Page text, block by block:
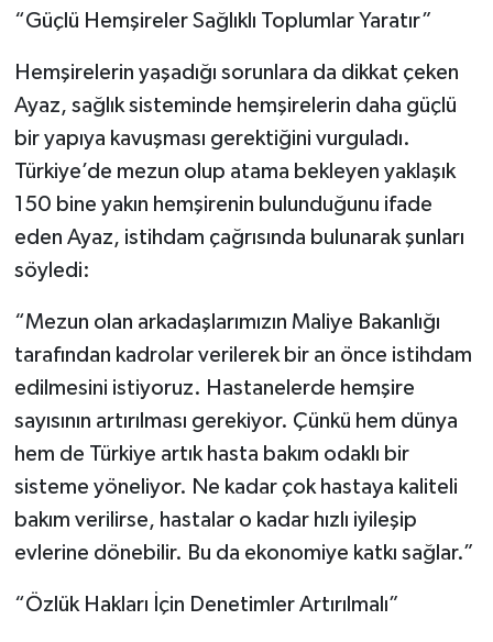
“Güçlü Hemşireler Sağlıklı Toplumlar Yaratır”
Hemşirelerin yaşadığı sorunlara da dikkat çeken
Ayaz, sağlık sisteminde hemşirelerin daha güçlü
bir yapıya kavuşması gerektiğini vurguladı.
Türkiye’de mezun olup atama bekleyen yaklaşık
150 bine yakın hemşirenin bulunduğunu ifade
eden Ayaz, istihdam çağrısında bulunarak şunları
söyledi:
“Mezun olan arkadaşlarımızın Maliye Bakanlığı
tarafından kadrolar verilerek bir an önce istihdam
edilmesini istiyoruz. Hastanelerde hemşire
sayısının artırılması gerekiyor. Çünkü hem dünya
hem de Türkiye artık hasta bakım odaklı bir
sisteme yöneliyor. Ne kadar çok hastaya kaliteli
bakım verilirse, hastalar o kadar hızlı iyileşip
evlerine dönebilir. Bu da ekonomiye katkı sağlar.”
“Özlük Hakları İçin Denetimler Artırılmalı”